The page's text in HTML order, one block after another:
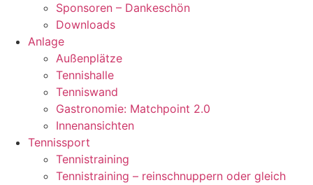
Sponsoren – Dankeschön
Downloads
Anlage
Außenplätze
Tennishalle
Tenniswand
Gastronomie: Matchpoint 2.0
Innenansichten
Tennissport
Tennistraining
Tennistraining – reinschnuppern oder gleich